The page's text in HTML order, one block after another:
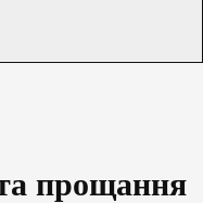
прощання